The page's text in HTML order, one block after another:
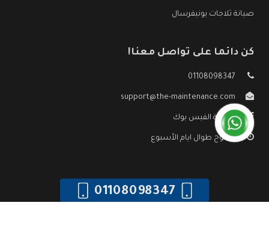
صيانة ثلاجات يونيفرسال
كن دائما على تواصل معنا!
01108098347
support@the-maintenance.com
صفحة الفيس بوك
مفتوح طوال ايام الأسبوع
01108098347